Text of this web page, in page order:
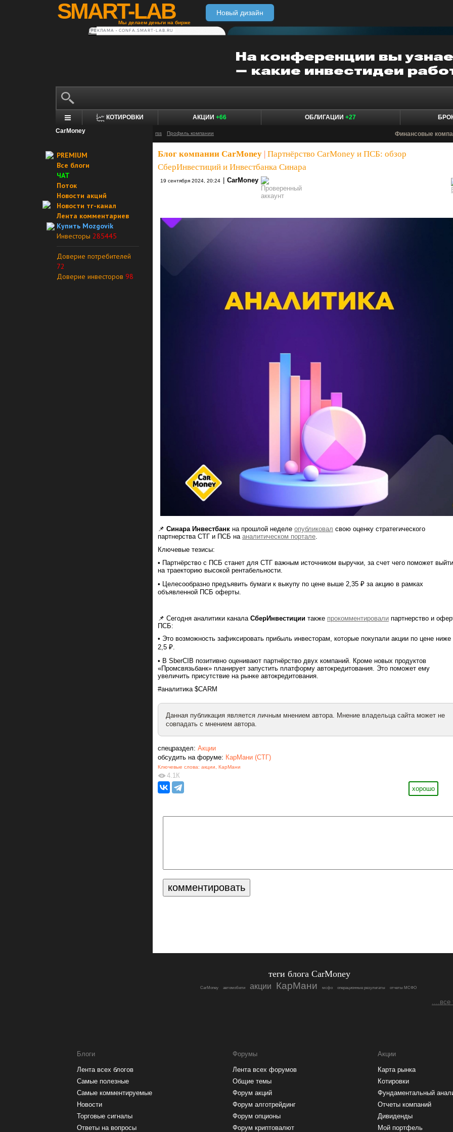
SMART-LAB
Мы делаем деньги на бирже
Новый дизайн
РЕКЛАМА • CONFA.SMART-LAB.RU
КОТИРОВКИ АКЦИИ +66 ОБЛИГАЦИИ +27
CarMoney
PREMIUM
Все блоги
ЧАТ
Поток
Новости акций
Новости тг-канал
Лента комментариев
Купить Mozgovik
Инвесторы 285445
Доверие потребителей
72
Доверие инвесторов 98
rss Профиль компании Финансовые
Блог компании CarMoney Партнёрство CarMoney и ПСБ: обзор
СберИнвестиций и Инвестбанка Синара
19 сентября 2024, 20:24 CarMoney
📌 Синара Инвестбанк на прошлой неделе опубликовал свою оценку стратегического
партнерства СТГ и ПСБ на аналитическом портале.
Ключевые тезисы:
• Партнёрство с ПСБ станет для СТГ важным источником выручки, за счет чего поможет выйти
на траекторию высокой рентабельности.
• Целесообразно предъявить бумаги к выкупу по цене выше 2,35 ₽ за акцию в рамках
объявленной ПСБ оферты.
📌 Сегодня аналитики канала СберИнвестиции также прокомментировали партнерство и
ПСБ:
• Это возможность зафиксировать прибыль инвесторам, которые покупали акции по цене ниже
2,5 ₽.
• В SberCIB позитивно оценивают партнёрство двух компаний. Кроме новых продуктов
«Промсвязьбанк» планирует запустить платформу автокредитования. Это поможет ему
увеличить присутствие на рынке автокредитования.
#аналитика $CARM
Данная публикация является личным мнением автора. Мнение владельца сайта может не
совпадать с мнением автора.
спецраздел: Акции
обсудить на форуме: КарМани (СТГ)
Ключевые слова: акции КарМани
4.1К
хорошо
теги блога CarMoney
CarMoney автомобили акции КарМани мсфо операционные результаты отчеты МСФО
....все
Блоги
Лента всех блогов
Самые полезные
Самые комментируемые
Новости
Торговые сигналы
Ответы на вопросы
Форумы
Лента всех форумов
Общие темы
Форум акций
Форум алготрейдинг
Форум опционы
Форум криптовалют
Акции
Карта рынка
Котировки
Фундаментальный
Отчеты компаний
Дивиденды
Мой портфель